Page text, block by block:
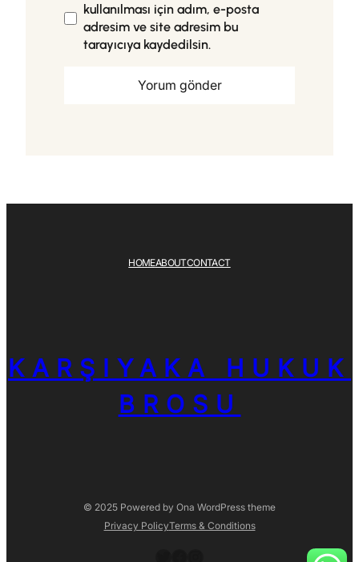
kullanılması için adım, e-posta
adresim ve site adresim bu
tarayıcıya kaydedilsin.
HOMEABOUTCONTACT
KARŞIYAKA HUKUK
BROSU
© 2025 Powered by Ona WordPress theme
Privacy PolicyTerms & Conditions